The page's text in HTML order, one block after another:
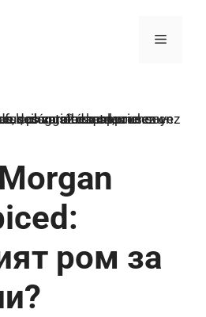
Меню
ром за